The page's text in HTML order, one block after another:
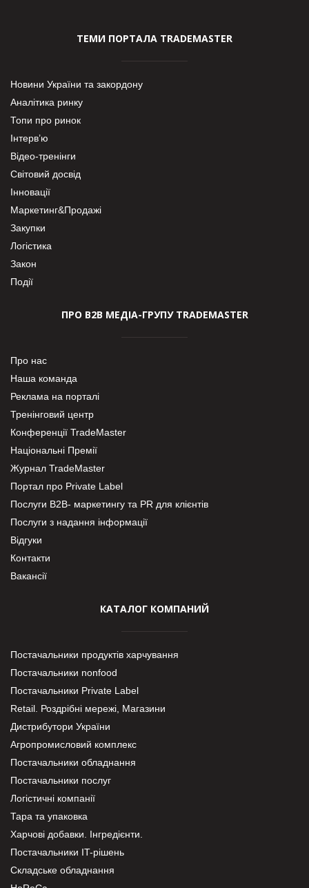
ТЕМИ ПОРТАЛА TRADEMASTER
Новини України та закордону
Аналітика ринку
Топи про ринок
Інтерв’ю
Відео-тренінги
Світовий досвід
Інновації
Маркетинг&Продажі
Закупки
Логістика
Закон
Події
ПРО В2В МЕДІА-ГРУПУ TRADEMASTER
Про нас
Наша команда
Реклама на порталі
Тренінговий центр
Конференції TradeMaster
Національні Премії
Журнал TradeMaster
Портал про Private Label
Послуги В2В- маркетингу та PR для клієнтів
Послуги з надання інформації
Відгуки
Контакти
Вакансії
КАТАЛОГ КОМПАНИЙ
Постачальники продуктів харчування
Постачальники nonfood
Постачальники Private Label
Retail. Роздрібні мережі, Магазини
Дистрибутори України
Агропромисловий комплекс
Постачальники обладнання
Постачальники послуг
Логістичні компанії
Тара та упаковка
Харчові добавки. Інгредієнти.
Постачальники IT-рішень
Складське обладнання